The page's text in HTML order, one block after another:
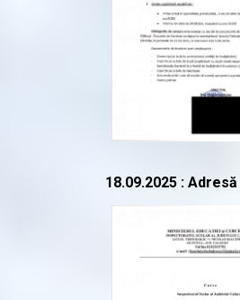
18.09.2025 :